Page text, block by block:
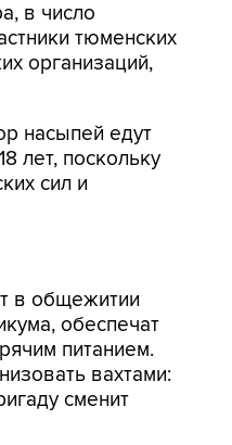
в число
тюменских
организаций,
насыпей едут
лет, поскольку
сил и
питанием.
вахтами:
сменит